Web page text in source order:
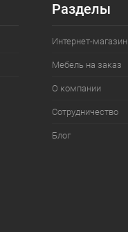
Разделы
Интернет-магазин
Мебель на заказ
О компании
Сотрудничество
Блог